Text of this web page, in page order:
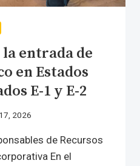
la entrada de
en Estados
E-1 y E-2
2026
de Recursos
En el